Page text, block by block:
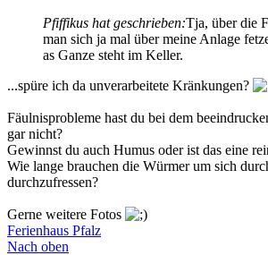
Pfiffikus hat geschrieben:Tja, über die
man sich ja mal über meine Anlage
as Ganze steht im Keller.
...spüre ich da unverarbeitete Kränkungen?
Fäulnisprobleme hast du bei dem
gar nicht?
Gewinnst du auch Humus oder ist das eine
Wie lange brauchen die Würmer um sich
durchzufressen?
Gerne weitere Fotos
Ferienhaus Pfalz
Nach oben